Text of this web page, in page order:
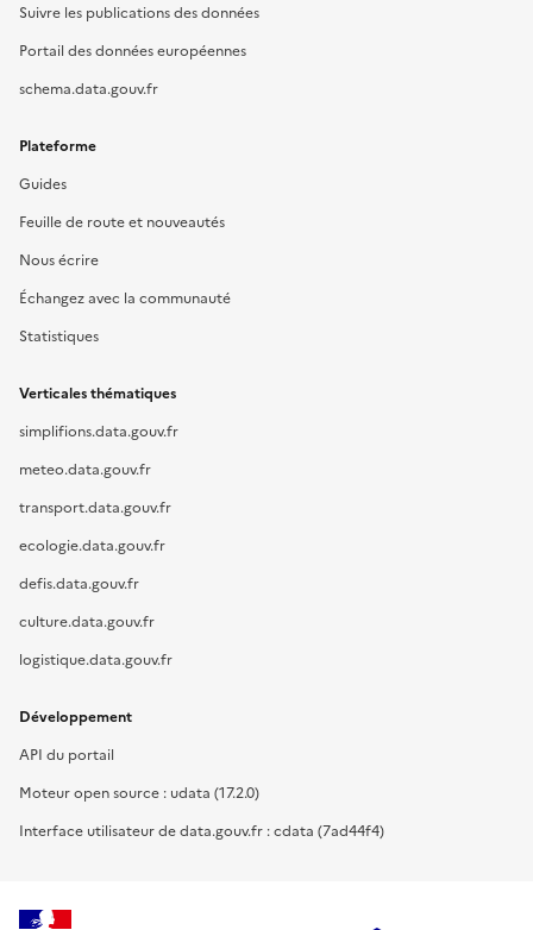
Suivre les publications des données
Portail des données européennes
schema.data.gouv.fr
Plateforme
Guides
Feuille de route et nouveautés
Nous écrire
Échangez avec la communauté
Statistiques
Verticales thématiques
simplifions.data.gouv.fr
meteo.data.gouv.fr
transport.data.gouv.fr
ecologie.data.gouv.fr
defis.data.gouv.fr
culture.data.gouv.fr
logistique.data.gouv.fr
Développement
API du portail
Moteur open source : udata (17.2.0)
Interface utilisateur de data.gouv.fr : cdata (7ad44f4)